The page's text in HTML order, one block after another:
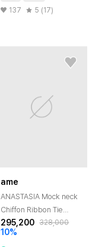
137 5 (17)
ame
ANASTASIA Mock neck
Chiffon Ribbon Tie
Flared Dress_Mint
Flower
295,200 328,000
10%